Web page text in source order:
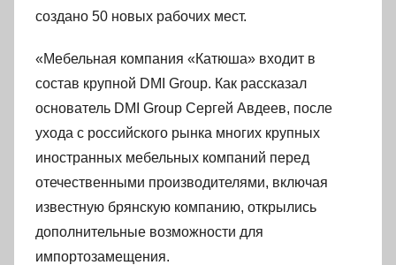
создано 50 новых рабочих мест.
«Мебельная компания «Катюша» входит в
состав крупной DMI Group. Как рассказал
основатель DMI Group Сергей Авдеев, после
ухода с российского рынка многих крупных
иностранных мебельных компаний перед
отечественными производителями, включая
известную брянскую компанию, открылись
дополнительные возможности для
импортозамещения.